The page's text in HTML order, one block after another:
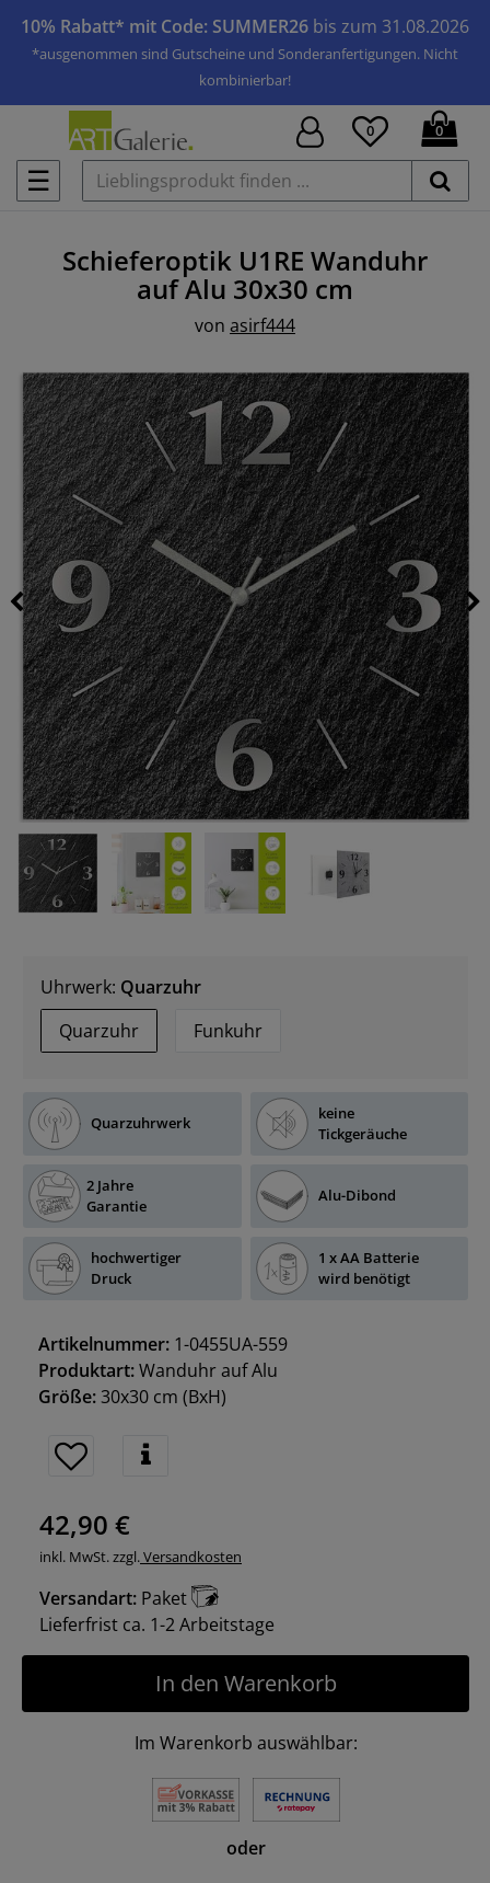
10% Rabatt* mit Code: SUMMER26 bis zum 31.08.2026
*ausgenommen sind Gutscheine und Sonderanfertigungen. Nicht
kombinierbar!
☰
0 0
Schieferoptik U1RE Wanduhr
auf Alu 30x30 cm
von asirf444
Uhrwerk: Quarzuhr
Quarzuhr
Funkuhr
Quarzuhrwerk
keine
Tickgeräuche
2 Jahre
Garantie
Alu-Dibond
hochwertiger
Druck
1 x AA Batterie
wird benötigt
Artikelnummer: 1-0455UA-559
Produktart:Wanduhr auf Alu
Größe:30x30 cm (BxH)
42,90 €
inkl. MwSt. zzgl. Versandkosten
Versandart: Paket
Lieferfrist ca. 1-2 Arbeitstage
In den Warenkorb
Im Warenkorb auswählbar:
oder